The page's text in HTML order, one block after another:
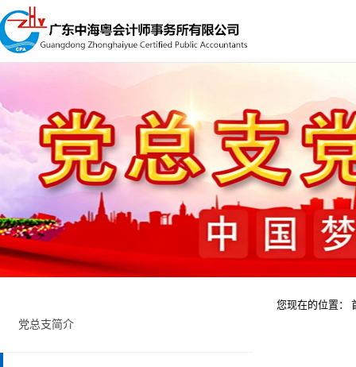
党总支简介
您现在的位置：